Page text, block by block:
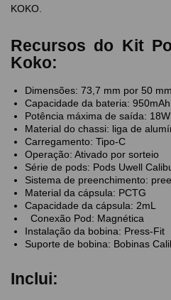
KOKO.
Recursos do Kit
Koko:
Dimensões: 73,7 mm por 50
Capacidade da bateria: 950mAh
Potência máxima de saída: 18W
Material do chassi: liga de
Carregamento: Tipo-C
Operação: Ativado por sorteio
Série de pods: Pods Uwell
Sistema de preenchimento:
Material da cápsula: PCTG
Capacidade da cápsula: 2mL
Conexão Pod: Magnética
Instalação da bobina: Press-Fit
Suporte de bobina: Bobinas
Inclui: